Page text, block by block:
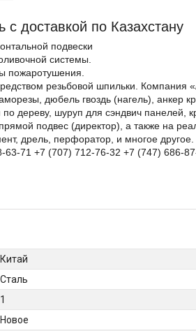
доставкой по Казахстану
подвески
системы.
пожаротушения.
резьбовой шпильки. Компания
дюбель гвоздь (нагель), анкер
дереву, шуруп для сэндвич панелей,
подвес (директор), а также на
дрель, перфоратор, и многое
71 +7 (707) 712-76-32 +7 (747) 686-
Китай
Сталь
1
Новое